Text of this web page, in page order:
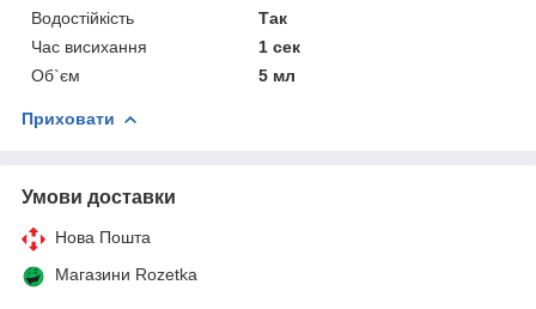
Водостійкість
Так
Час висихання
1 сек
Об`єм
5 мл
Приховати
Умови доставки
Нова Пошта
Магазини Rozetka